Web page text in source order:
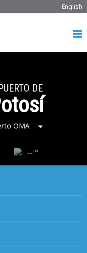
English
DE
OMA
-- °